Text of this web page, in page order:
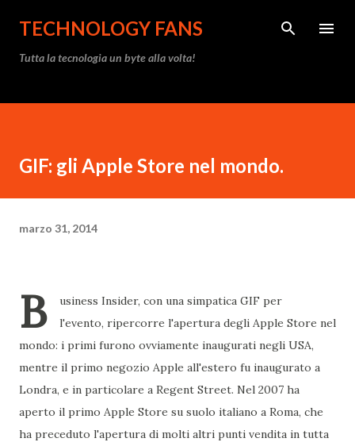
Passa ai contenuti principali
TECHNOLOGY FANS
Tutta la tecnologia un byte alla volta!
GIF: gli Apple Store nel mondo.
marzo 31, 2014
B
usiness Insider, con una simpatica GIF per
l'evento, ripercorre l'apertura degli Apple Store nel
mondo: i primi furono ovviamente inaugurati negli USA,
mentre il primo negozio Apple all'estero fu inaugurato a
Londra, e in particolare a Regent Street. Nel 2007 ha
aperto il primo Apple Store su suolo italiano a Roma, che
ha preceduto l'apertura di molti altri punti vendita in tutta